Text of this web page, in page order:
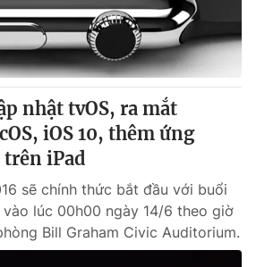
Podcast
Infographic
Shorts video
nhật tvOS, ra mắt
iOS 10, thêm ứng
iPad
sẽ chính thức bắt đầu với buổi
lúc 00h00 ngày 14/6 theo giờ
Bill Graham Civic Auditorium.